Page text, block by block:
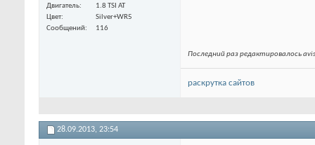
Двигатель
1.8 TSI AT
Цвет
Silver+WR5
Сообщений
116
Последний раз редактировалось
раскрутка сайтов
28.09.2013, 23:54